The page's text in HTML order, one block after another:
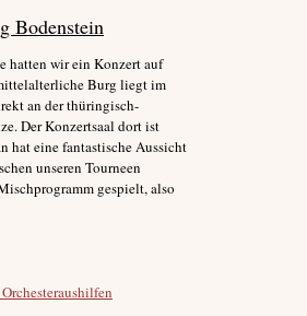
Bodenstein
hatten wir ein Konzert auf
Burg liegt im
an der thüringisch-
Der Konzertsaal dort ist
hat eine fantastische Aussicht
unseren Tourneen
gespielt, also